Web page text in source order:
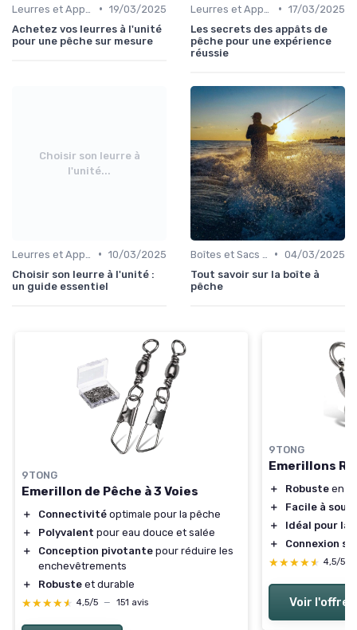
• 19/03/2025
Achetez vos leurres à l'unité
pour une pêche sur mesure
• 17/03/2025
Les secrets des appâts de
pêche pour une expérience
réussie
Choisir son leurre à
l'unité...
• 10/03/2025
Choisir son leurre à l'unité :
un guide essentiel
• 04/03/2025
Tout savoir sur la boîte à
pêche
9TONG
Emerillon de Pêche à 3 Voies
＋ Connectivité optimale pour la pêche
＋
Polyvalent pour eau douce et salée
＋
Conception pivotante pour réduire les
enchevêtrements
＋
Robuste et durable
★★★★★
★★★★★ 4,5/5 — 151 avis
9TONG
Emerillons
＋ Robuste en
＋
Facile à
＋
Idéal pour la
＋
Connexion
★★★★★
★★★★★ 4,5/5
Voir l'offre